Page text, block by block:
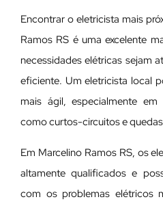
Encontrar o eletricista mais
Ramos RS é uma excelente
necessidades elétricas sejam
eficiente. Um eletricista local
mais ágil, especialmente
como curtos-circuitos e
Em Marcelino Ramos RS, os
altamente qualificados e
com os problemas elétricos